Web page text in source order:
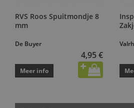
RVS Roos Spuitmondje 8
mm
De Buyer
4,95 €
Meer info